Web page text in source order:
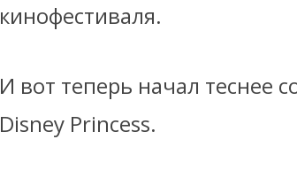
кинофестиваля.
И вот теперь начал теснее
Disney Princess.